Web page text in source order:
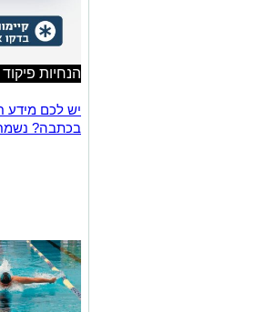
הנחיות
יש לכם מידע
בכתבה?